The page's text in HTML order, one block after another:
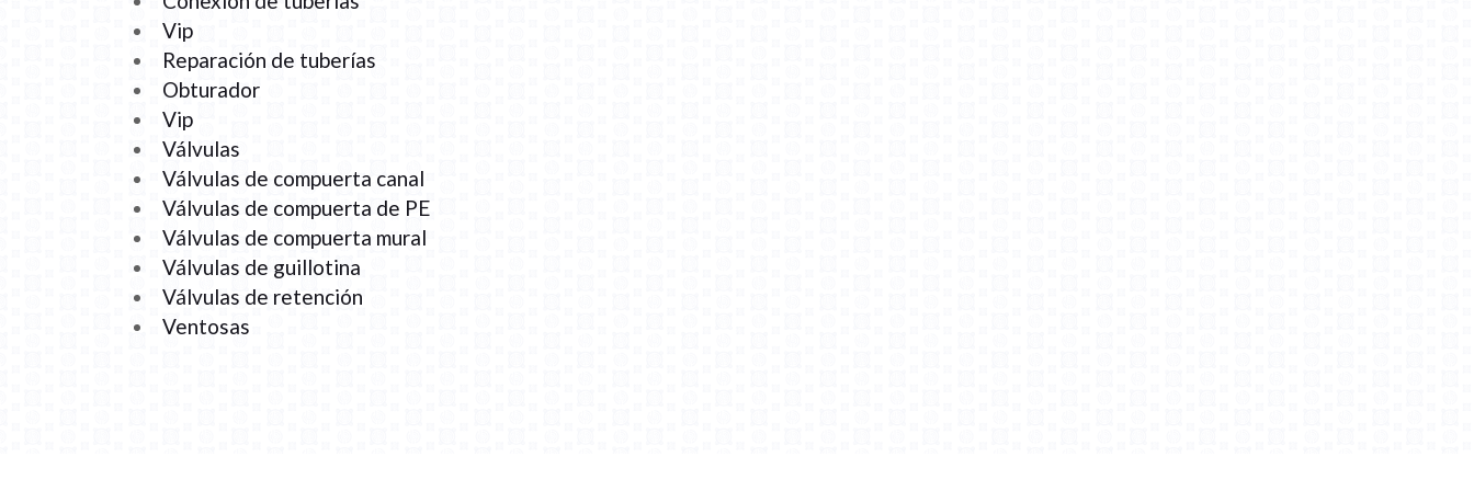
Vip
Reparación de tuberías
Obturador
Vip
Válvulas
Válvulas de compuerta canal
Válvulas de compuerta de PE
Válvulas de compuerta mural
Válvulas de guillotina
Válvulas de retención
Ventosas